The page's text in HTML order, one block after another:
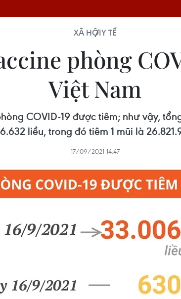
XÃ HỘIY TẾ
phòng
Việt Nam
COVID-19 được tiêm; như vậy,
liều, trong đó tiêm 1 mũi là
17/09/2021 14:47